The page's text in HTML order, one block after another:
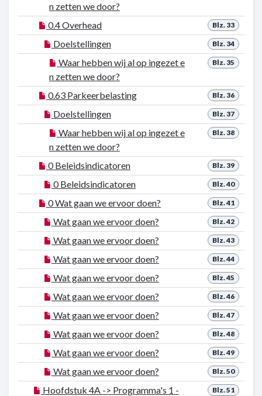
n zetten we door?
Blz. 33
0.4 Overhead
Blz. 34
Doelstellingen
Blz. 35
Waar hebben wij al op ingezet e
n zetten we door?
Blz. 36
0.63 Parkeerbelasting
Blz. 37
Doelstellingen
Blz. 38
Waar hebben wij al op ingezet e
n zetten we door?
Blz. 39
0 Beleidsindicatoren
Blz. 40
0 Beleidsindicatoren
Blz. 41
0 Wat gaan we ervoor doen?
Blz. 42
Wat gaan we ervoor doen?
Blz. 43
Wat gaan we ervoor doen?
Blz. 44
Wat gaan we ervoor doen?
Blz. 45
Wat gaan we ervoor doen?
Blz. 46
Wat gaan we ervoor doen?
Blz. 47
Wat gaan we ervoor doen?
Blz. 48
Wat gaan we ervoor doen?
Blz. 49
Wat gaan we ervoor doen?
Blz. 50
Wat gaan we ervoor doen?
Blz. 51
Hoofdstuk 4A -> Programma's 1 -